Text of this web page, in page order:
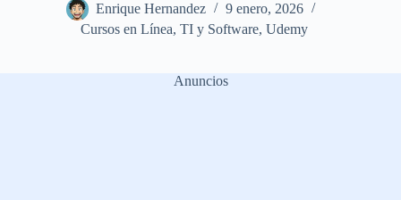
Enrique Hernandez
9 enero, 2026
Cursos en Línea,TI y Software,Udemy
Anuncios